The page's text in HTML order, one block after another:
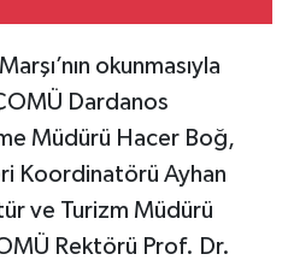
okunmasıyla
Dardanos
Müdürü Hacer Boğ,
Koordinatörü Ayhan
ve Turizm Müdürü
Rektörü Prof. Dr.